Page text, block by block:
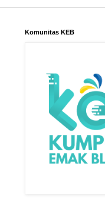
Komunitas KEB